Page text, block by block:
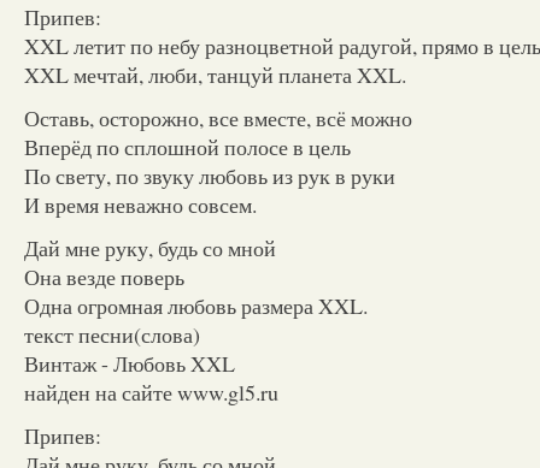
Припев:
XXL летит по небу разноцветной радугой, прямо в цель
XXL мечтай, люби, танцуй планета XXL.
Оставь, осторожно, все вместе, всё можно
Вперёд по сплошной полосе в цель
По свету, по звуку любовь из рук в руки
И время неважно совсем.
Дай мне руку, будь со мной
Она везде поверь
Одна огромная любовь размера XXL.
текст песни(слова)
Винтаж - Любовь XXL
найден на сайте www.gl5.ru
Припев: